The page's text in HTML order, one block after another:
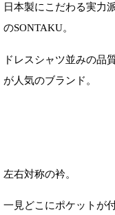
日本製にこだわる実力
のSONTAKU。
ドレスシャツ並みの品
が人気のブランド。
左右対称の衿。
一見どこにポケットが